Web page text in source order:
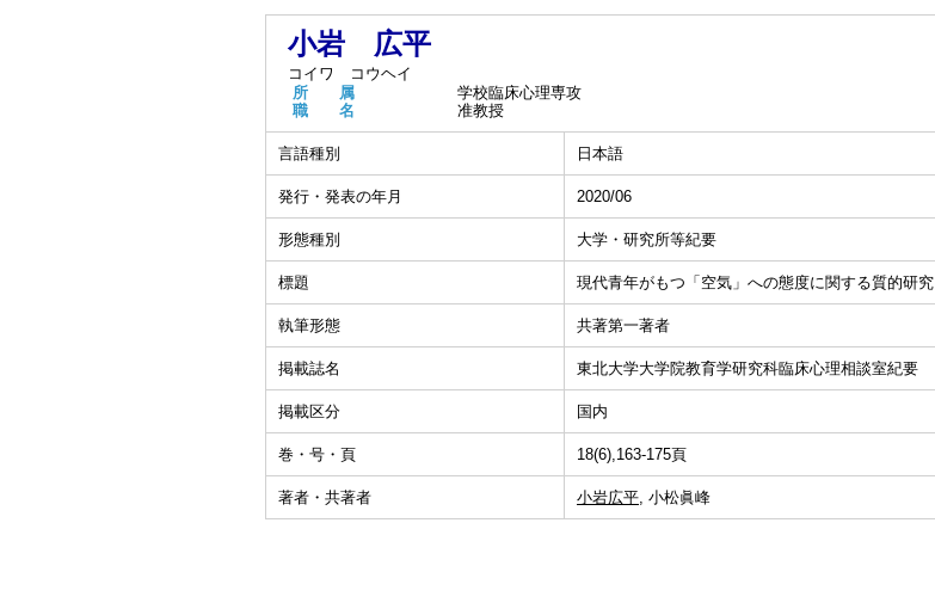
小岩 広平
コイワ コウヘイ
所 属
学校臨床心理専攻
職 名
准教授
言語種別 日本語
発行・発表の年月 2020/06
形態種別 大学・研究所等紀要
標題 現代青年がもつ「空気」への態度に関する質的研究
執筆形態 共著第一著者
掲載誌名 東北大学大学院教育学研究科臨床心理相談室紀要
掲載区分 国内
巻・号・頁 18(6),163-175頁
著者・共著者 小岩広平, 小松眞峰